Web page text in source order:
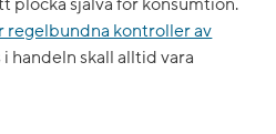
plocka själva för konsumtion.
regelbundna kontroller av
i handeln skall alltid vara